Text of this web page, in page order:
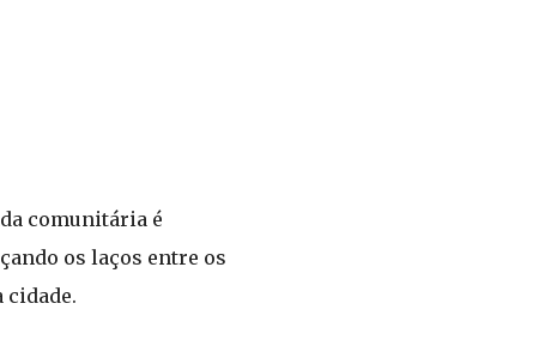
comunitária é
os laços entre os
cidade.